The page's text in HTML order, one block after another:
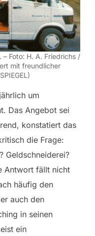
– Foto: H. A. Friedrichs /
mit freundlicher
um
Das Angebot sei
konstatiert das
die Frage:
Geldschneiderei?
Antwort fällt nicht
häufig den
auch den
in seinen
ein